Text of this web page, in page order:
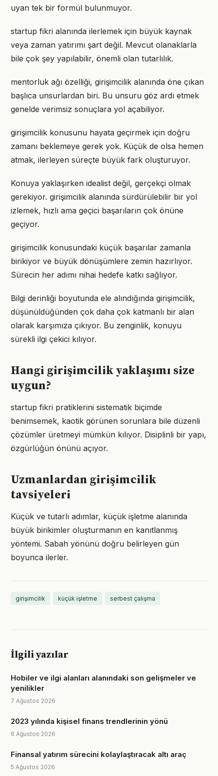
uyan tek bir formül bulunmuyor.
startup fikri alanında ilerlemek için büyük kaynak
veya zaman yatırımı şart değil. Mevcut olanaklarla
bile çok şey yapılabilir, önemli olan tutarlılık.
mentorluk ağı özelliği, girişimcilik alanında öne çıkan
başlıca unsurlardan biri. Bu unsuru göz ardı etmek
genelde verimsiz sonuçlara yol açabiliyor.
girişimcilik konusunu hayata geçirmek için doğru
zamanı beklemeye gerek yok. Küçük de olsa hemen
atmak, ilerleyen süreçte büyük fark oluşturuyor.
Konuya yaklaşırken idealist değil, gerçekçi olmak
gerekiyor. girişimcilik alanında sürdürülebilir bir yol
izlemek, hızlı ama geçici başarıların çok önüne
geçiyor.
girişimcilik konusundaki küçük başarılar zamanla
birikiyor ve büyük dönüşümlere zemin hazırlıyor.
Sürecin her adımı nihai hedefe katkı sağlıyor.
Bilgi derinliği boyutunda ele alındığında girişimcilik,
düşünüldüğünden çok daha çok katmanlı bir alan
olarak karşımıza çıkıyor. Bu zenginlik, konuyu
sürekli ilgi çekici kılıyor.
Hangi girişimcilik yaklaşımı size
uygun?
startup fikri pratiklerini sistematik biçimde
benimsemek, kaotik görünen sorunlara bile düzenli
çözümler üretmeyi mümkün kılıyor. Disiplinli bir yapı,
özgürlüğün önünü açıyor.
Uzmanlardan girişimcilik
tavsiyeleri
Küçük ve tutarlı adımlar, küçük işletme alanında
büyük birikimler oluşturmanın en kanıtlanmış
yöntemi. Sabah yönünü doğru belirleyen gün
boyunca ilerler.
girişimcilik küçük işletme serbest çalışma
İlgili yazılar
Hobiler ve ilgi alanları alanındaki son gelişmeler ve
yenilikler
7 Ağustos 2026
2023 yılında kişisel finans trendlerinin yönü
6 Ağustos 2026
Finansal yatırım sürecini kolaylaştıracak altı araç
5 Ağustos 2026